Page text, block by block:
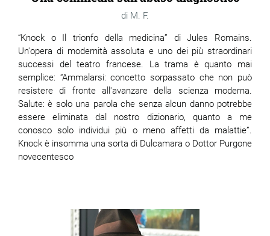
M. F.
“Knock o Il trionfo della medicina” di Jules Romains.
Un'opera di modernità assoluta e uno dei più straordinari
successi del teatro francese. La trama è quanto mai
semplice: “Ammalarsi: concetto sorpassato che non può
resistere di fronte all'avanzare della scienza moderna.
Salute: è solo una parola che senza alcun danno potrebbe
essere eliminata dal nostro dizionario, quanto a me
conosco solo individui più o meno affetti da malattie”.
Knock è insomma una sorta di Dulcamara o Dottor Purgone
novecentesco